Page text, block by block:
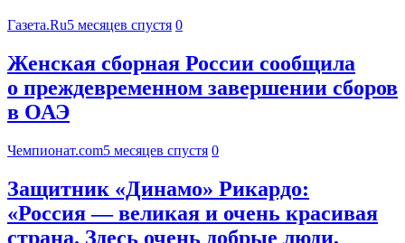
Газета.Ru5 месяцев спустя 0
Женская сборная России сообщила
о преждевременном завершении сборов
в ОАЭ
Чемпионат.com5 месяцев спустя 0
Защитник «Динамо» Рикардо:
«Россия — великая и очень красивая
страна. Здесь очень добрые люди,